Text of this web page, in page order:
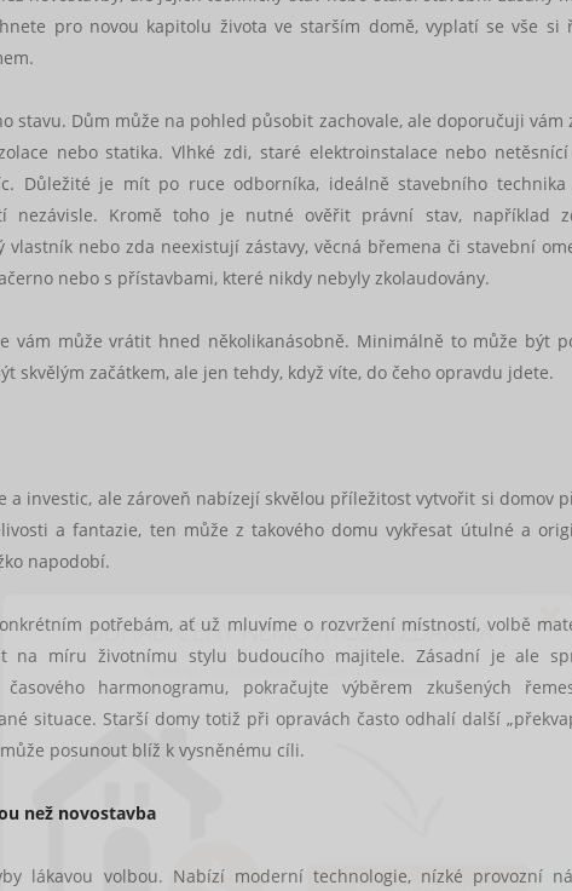
pro novou kapitolu života ve starším domě, vyplatí se vše si
stavu. Dům může na pohled působit zachovale, ale doporučuji vám
nebo statika. Vlhké zdi, staré elektroinstalace nebo
Důležité je mít po ruce odborníka, ideálně stavebního technika
nezávisle. Kromě toho je nutné ověřit právní stav, například
nebo zda neexistují zástavy, věcná břemena či stavební
nebo s přístavbami, které nikdy nebyly zkolaudovány.
vám může vrátit hned několikanásobně. Minimálně to může být
skvělým začátkem, ale jen tehdy, když víte, do čeho opravdu jdete.
a investic, ale zároveň nabízejí skvělou příležitost vytvořit si domov
a fantazie, ten může z takového domu vykřesat útulné a
napodobí.
potřebám, ať už mluvíme o rozvržení místností, volbě
na míru životnímu stylu budoucího majitele. Zásadní je ale
harmonogramu, pokračujte výběrem zkušených
situace. Starší domy totiž při opravách často odhalí další
posunout blíž k vysněnému cíli.
než novostavba
lákavou volbou. Nabízí moderní technologie, nízké provozní
Spočítejte si orientační cenu vaší nemovitosti.